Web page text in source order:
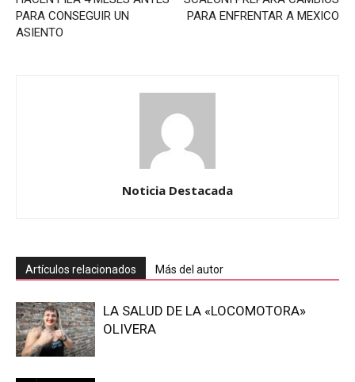
PARA CONSEGUIR UN
ASIENTO
PARA ENFRENTAR A MEXICO
Noticia Destacada
Artículos relacionados Más del autor
LA SALUD DE LA «LOCOMOTORA»
OLIVERA